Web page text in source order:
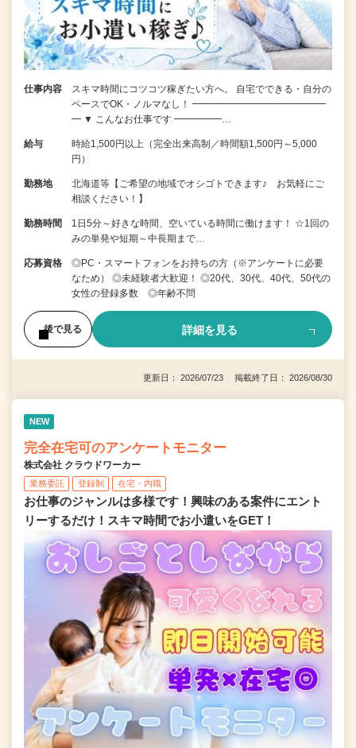
仕事内容
スキマ時間にコツコツ稼ぎたい方へ。 自宅でできる・自分の
ペースでOK・ノルマなし！ ━━━━━━━━━━━━━━
━ ▼ こんなお仕事です ━━━━━…
給与
時給1,500円以上（完全出来高制／時間額1,500円～5,000
円）
勤務地
北海道等【ご希望の地域でオシゴトできます♪ お気軽にご
相談ください！】
勤務時間
1日5分～好きな時間、空いている時間に働けます！ ☆1回の
みの単発や短期～中長期まで…
応募資格
◎PC・スマートフォンをお持ちの方（※アンケートに必要
なため） ◎未経験者大歓迎！ ◎20代、30代、40代、50代の
女性の登録多数 ◎年齢不問
後で見る 詳細を見る
更新日： 2026/07/23 掲載終了日： 2026/08/30
NEW
完全在宅可のアンケートモニター
株式会社 クラウドワーカー
業務委託 登録制 在宅・内職
お仕事のジャンルは多様です！興味のある案件にエント
リーするだけ！スキマ時間でお小遣いをGET！